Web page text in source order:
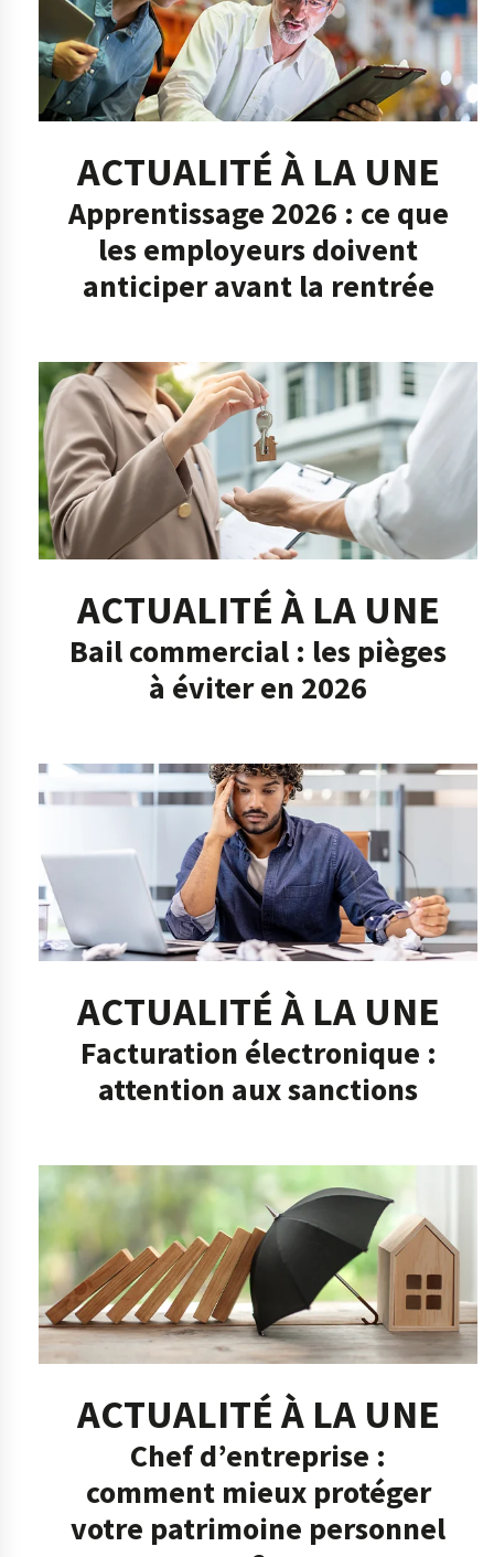
ACTUALITÉ À LA UNE
Apprentissage 2026 : ce que
les employeurs doivent
anticiper avant la rentrée
ACTUALITÉ À LA UNE
Bail commercial : les pièges
à éviter en 2026
ACTUALITÉ À LA UNE
Facturation électronique :
attention aux sanctions
ACTUALITÉ À LA UNE
Chef d’entreprise :
comment mieux protéger
votre patrimoine personnel